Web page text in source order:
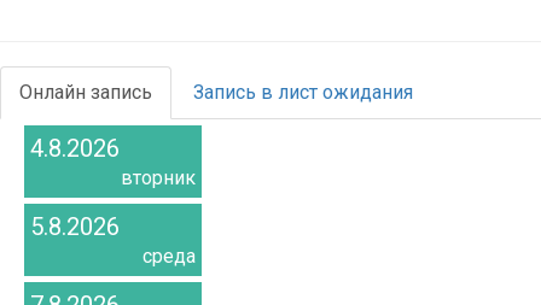
Онлайн запись Запись в лист ожидания
4.8.2026
вторник
5.8.2026
среда